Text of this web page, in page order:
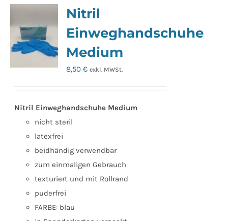
Nitril
Einweghandschuhe
Medium
8,50€ exkl. MWSt.
Nitril Einweghandschuhe Medium
nicht steril
latexfrei
beidhändig verwendbar
zum einmaligen Gebrauch
texturiert und mit Rollrand
puderfrei
FARBE: blau